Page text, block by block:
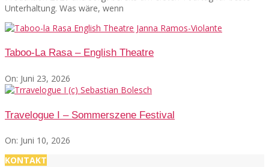
Unterhaltung. Was wäre, wenn
Taboo-La Rasa – English Theatre
On: Juni 23, 2026
Travelogue I – Sommerszene Festival
On: Juni 10, 2026
KONTAKT